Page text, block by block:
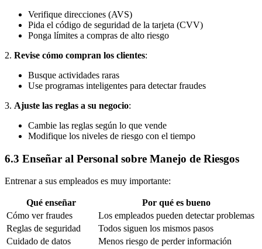
Verifique direcciones (AVS)
Pida el código de seguridad de la tarjeta (CVV)
Ponga límites a compras de alto riesgo
2. Revise cómo compran los clientes:
Busque actividades raras
Use programas inteligentes para detectar fraudes
3. Ajuste las reglas a su negocio:
Cambie las reglas según lo que vende
Modifique los niveles de riesgo con el tiempo
6.3 Enseñar al Personal sobre Manejo de Riesgos
Entrenar a sus empleados es muy importante:
Qué enseñar
Por qué es bueno
Cómo ver fraudes
Los empleados pueden detectar problemas
Reglas de seguridad
Todos siguen los mismos pasos
Cuidado de datos
Menos riesgo de perder información